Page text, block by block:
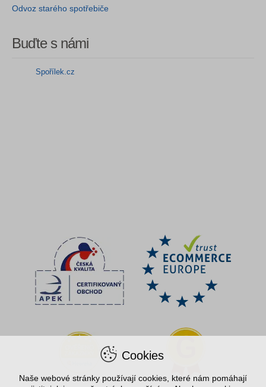
Odvoz starého spotřebiče
Buďte s námi
Spořílek.cz
Cookies
Naše webové stránky používají cookies, které nám pomáhají